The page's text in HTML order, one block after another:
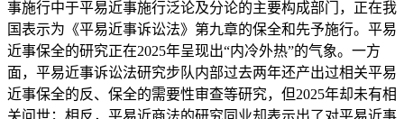
事施行中于平易近事施行泛论及分论的主要构成部门，正在我
国表示为《平易近事诉讼法》第九章的保全和先予施行。平易
近事保全的研究正在2025年呈现出“内冷外热”的气象。一方
面，平易近事诉讼法研究步队内部过去两年还产出过相关平易
近事保全的反、保全的需要性审查等研究，但2025年却未有相